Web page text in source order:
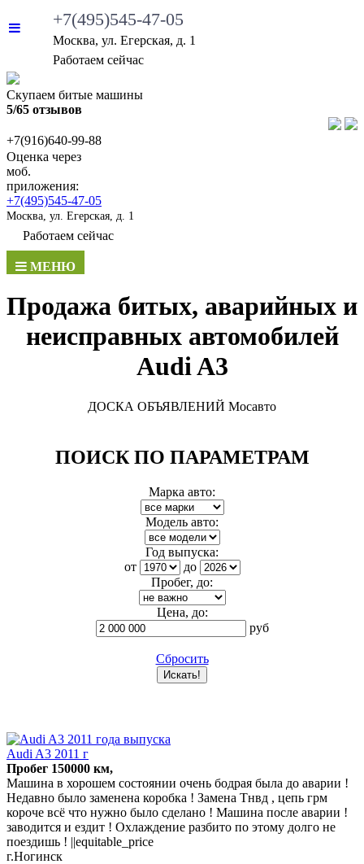
+7(495)545-47-05
Москва, ул. Егерская, д. 1
Работаем сейчас
Скупаем битые машины
5/65 отзывов
+7(916)640-99-88
Оценка через
моб.
приложения:
+7(495)545-47-05
Москва, ул. Егерская, д. 1
Работаем сейчас
МЕНЮ
Продажа битых, аварийных и
неисправных автомобилей
Audi A3
ДОСКА ОБЪЯВЛЕНИЙ Мосавто
ПОИСК ПО ПАРАМЕТРАМ
Марка авто:
Модель авто:
Год выпуска:
от
до
Пробег, до:
Цена, до:
руб
Сбросить
Audi A3 2011 г
Пробег 150000 км,
Машина в хорошем состоянии очень бодрая была до аварии !
Недавно было заменена коробка ! Замена Тнвд , цепь грм
короче всё что нужно было сделано ! Машина после аварии !
заводится и ездит ! Охлаждение разбито по этому долго не
поездишь ! ||equitable_price
г.Ногинск